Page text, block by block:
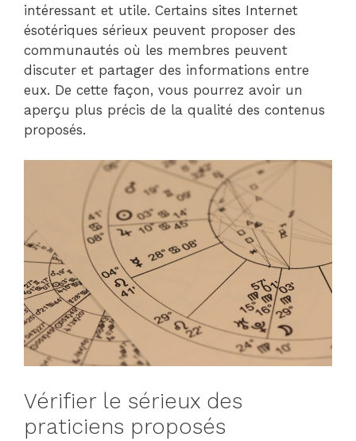
intéressant et utile. Certains sites Internet
ésotériques sérieux peuvent proposer des
communautés où les membres peuvent
discuter et partager des informations entre
eux. De cette façon, vous pourrez avoir un
aperçu plus précis de la qualité des contenus
proposés.
Vérifier le sérieux des
praticiens proposés